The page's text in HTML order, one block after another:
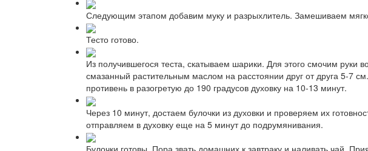
Следующим этапом добавим муку и разрыхлитель. Замешиваем
Тесто готово.
Из получившегося теста, скатываем шарики. Для этого смочим
смазанный растительным маслом на расстоянии друг от друга 5-7
противень в разогретую до 190 градусов духовку на 10-13 минут.
Через 10 минут, достаем булочки из духовки и проверяем их
отправляем в духовку еще на 5 минут до подрумянивания.
Булочки готовы. Пора звать домашних к завтраку и наливать чай.